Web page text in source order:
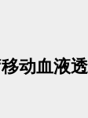
动血液